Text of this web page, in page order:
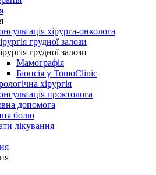
хірурга-онколога
грудної залози
грудної залози
Мамографія
Біопсія у TomoClinic
хірургія
проктолога
допомога
болю
лікування